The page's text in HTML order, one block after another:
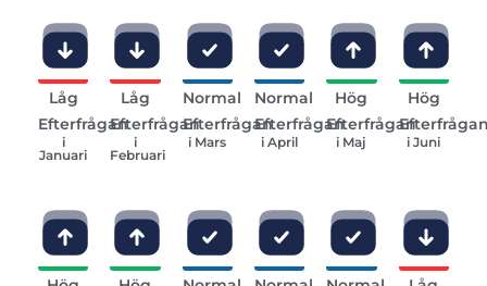
Låg
Efterfrågan
i
Januari
Låg
Efterfrågan
i
Februari
Normal
Efterfrågan
i Mars
Normal
Efterfrågan
i April
Hög
Efterfrågan
i Maj
Hög
i Juni